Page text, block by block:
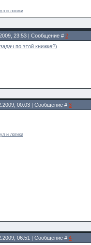
и логики
23:53 | Сообщение # 2
по этой книжке?)
00:03 | Сообщение # 3
и логики
06:51 | Сообщение # 4